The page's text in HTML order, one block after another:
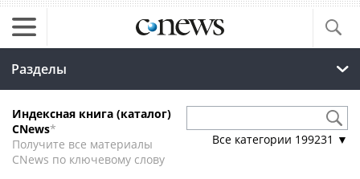
Разделы
Индексная книга (каталог)
CNews*
Получите все материалы
CNews по ключевому слову
Все категории 199231 ▼